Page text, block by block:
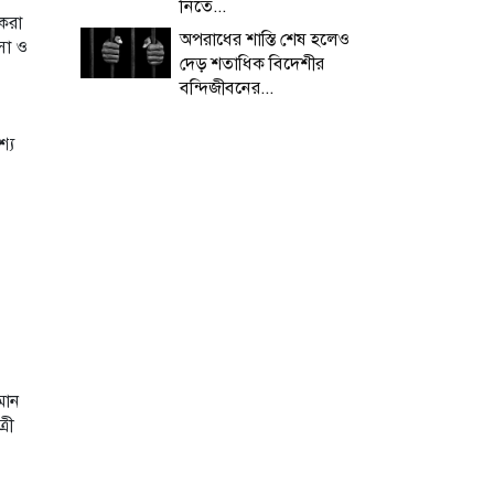
ও
নিতে...
অপরাধের শাস্তি শেষ হলেও
দেড় শতাধিক বিদেশীর
বন্দিজীবনের...